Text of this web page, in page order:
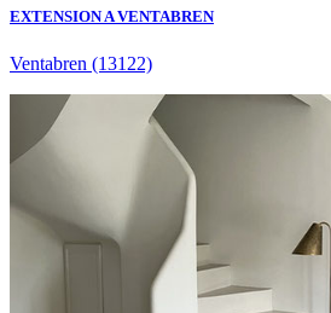
EXTENSION A VENTABREN
Ventabren (13122)